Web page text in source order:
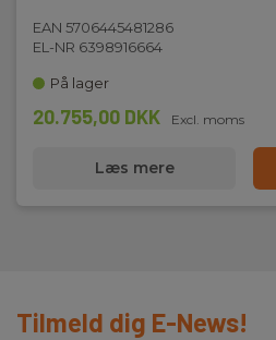
EAN 5706445481286
EL-NR 6398916664
På lager
20.755,00 DKK Excl. moms
Læs mere
Tilmeld dig E-News!